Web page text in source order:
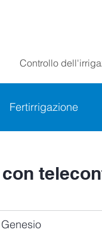
Controllo
Fertirrigazione